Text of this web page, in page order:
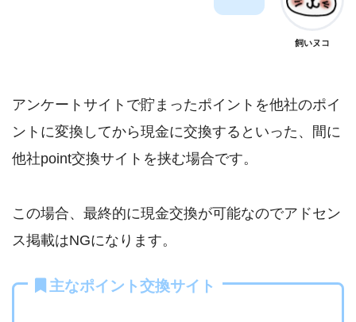
飼いヌコ
アンケートサイトで貯まったポイントを他社のポイ
ントに変換してから現金に交換するといった、間に
他社point交換サイトを挟む場合です。
この場合、最終的に現金交換が可能なのでアドセン
ス掲載はNGになります。
主なポイント交換サイト